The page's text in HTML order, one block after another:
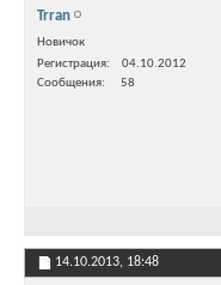
Trran
Новичок
Регистрация
04.10.2012
Сообщения
58
14.10.2013, 18:48